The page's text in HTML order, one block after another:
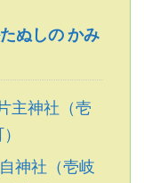
ぬしの かみ
主神社（壱
神社（壱岐